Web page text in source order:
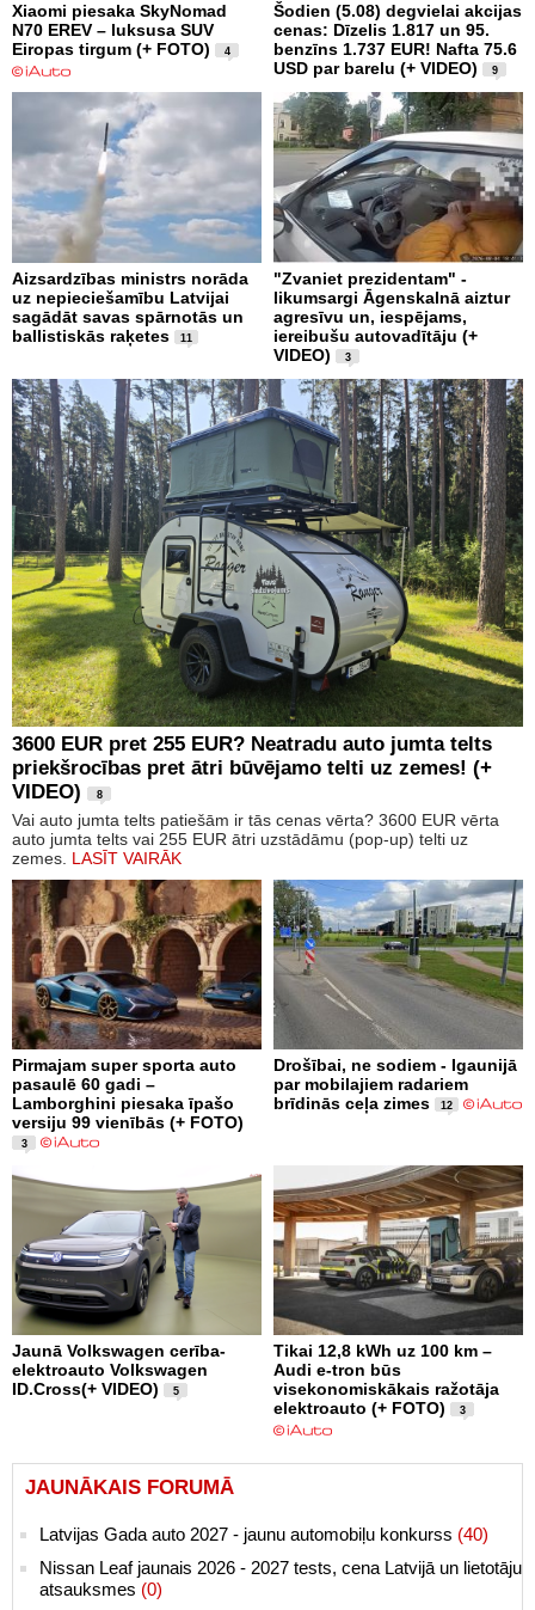
Xiaomi piesaka SkyNomad
N70 EREV – luksusa SUV
Eiropas tirgum (+ FOTO)
4
Šodien (5.08) degvielai akcijas
cenas: Dīzelis 1.817 un 95.
benzīns 1.737 EUR! Nafta 75.6
USD par barelu (+ VIDEO)
9
Aizsardzības ministrs norāda
uz nepieciešamību Latvijai
sagādāt savas spārnotās un
ballistiskās raķetes
11
"Zvaniet prezidentam" -
likumsargi Āgenskalnā aiztur
agresīvu un, iespējams,
iereibušu autovadītāju (+
VIDEO)
3
3600 EUR pret 255 EUR? Neatradu auto jumta telts
priekšrocības pret ātri būvējamo telti uz zemes! (+
VIDEO)
8
Vai auto jumta telts patiešām ir tās cenas vērta? 3600 EUR vērta
auto jumta telts vai 255 EUR ātri uzstādāmu (pop-up) telti uz
zemes. LASĪT VAIRĀK
Pirmajam super sporta auto
pasaulē 60 gadi –
Lamborghini piesaka īpašo
versiju 99 vienībās (+ FOTO)
3
Drošībai, ne sodiem - Igaunijā
par mobilajiem radariem
brīdinās ceļa zimes
12
Jaunā Volkswagen cerība-
elektroauto Volkswagen
ID.Cross(+ VIDEO)
5
Tikai 12,8 kWh uz 100 km –
Audi e-tron būs
visekonomiskākais ražotāja
elektroauto (+ FOTO)
3
JAUNĀKAIS FORUMĀ
Latvijas Gada auto 2027 - jaunu automobiļu konkurss (40)
Nissan Leaf jaunais 2026 - 2027 tests, cena Latvijā un lietotāju
atsauksmes (0)